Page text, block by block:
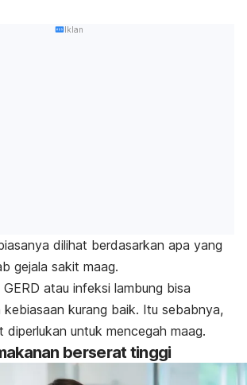
Iklan
dilihat berdasarkan apa yang
gejala sakit maag.
atau infeksi lambung bisa
kurang baik. Itu sebabnya,
diperlukan untuk mencegah maag.
berserat tinggi